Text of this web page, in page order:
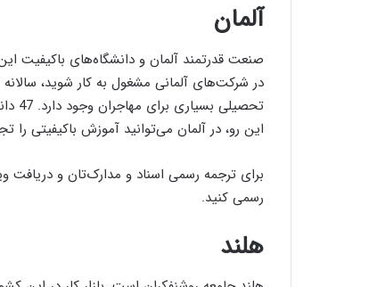
آلمان
صنعت قدرتمند آلمان و دانشگاه‌های باکیفیت
این رو، در آلمان می‌توانید آموزش باکیفیتی را
برای ترجمه رسمی اسناد و مدارک‌تان و دریافت
رسمی کنید.
هلند